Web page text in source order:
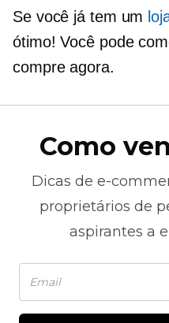
Se você já tem um
ótimo! Você pode
compre agora.
Como
Dicas de e-
proprietários de
aspirantes a